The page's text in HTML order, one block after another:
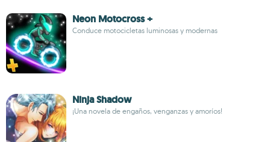
Neon Motocross +
Conduce motocicletas luminosas y modernas
Ninja Shadow
¡Una novela de engaños, venganzas y amoríos!